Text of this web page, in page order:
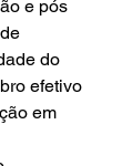
e pós
do
efetivo
em